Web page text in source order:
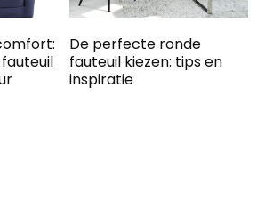
De perfecte ronde
fauteuil kiezen: tips en
inspiratie